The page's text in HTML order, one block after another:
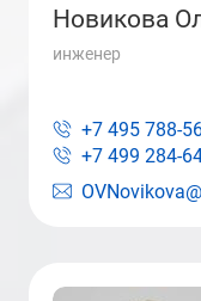
Новикова
инженер
+7 495 788-
+7 499 284-